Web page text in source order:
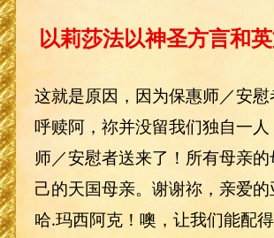
以莉莎法以神圣方言和英
这就是原因，因为保惠师／安慰
呼赎阿，祢并没留我们独自一
师／安慰者送来了！所有母亲的
己的天国母亲。谢谢祢，亲爱
哈.玛西阿克！噢，让我们能配